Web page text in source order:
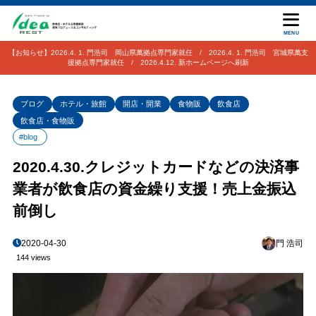
MENU
【お知らせ】2026.4. 1. 門浩司 岡山県萬拠点専門家就任 / 2026.4. 1. 門浩司 宮城県萬支
援拠点専門家就任 / 2026.4.12. 新ホームページへ刷新
ブログ ホテル・旅館 開店・開業 食物販
飲食店
飲食店・食物販
#blog
2020.4.30.クレジットカードなどの決済事
業者が飲食店の資金繰り支援！売上金振込
前倒し
2020-04-30 門 浩司
144 views